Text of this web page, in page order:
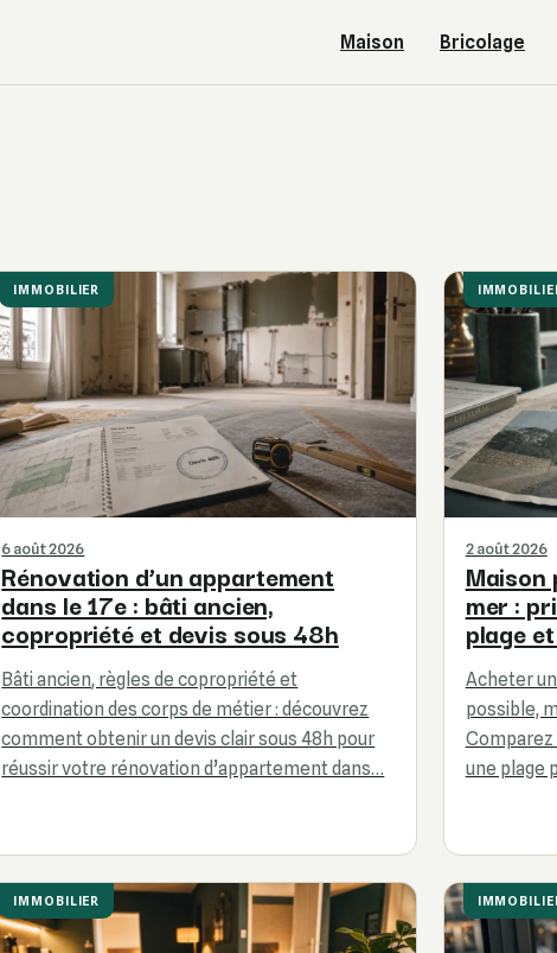
Maison Bricolage
IMMOBILIER
Rénovation d’un appartement
dans le 17e : bâti ancien,
copropriété et devis sous 48h
6 août 2026
Bâti ancien, règles de copropriété et
coordination des corps de métier : découvrez
comment obtenir un devis clair sous 48h pour
réussir votre rénovation d’appartement dans…
Maison
mer :
plage
2 août 2026
Acheter
possible,
Comparez
une plage
IMMOBILIER